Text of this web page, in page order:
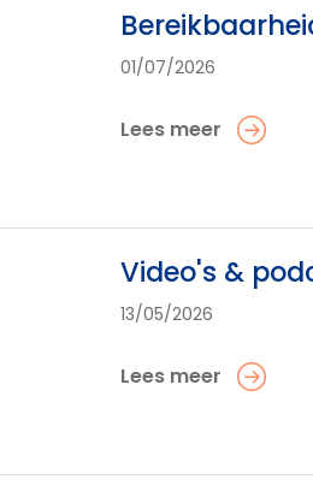
01/07/2026
Lees meer
Video's &
13/05/2026
Lees meer